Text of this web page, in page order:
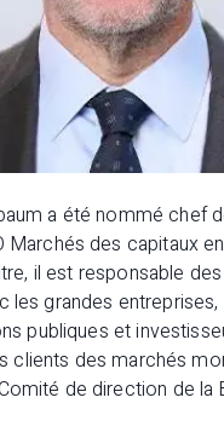
a été nommé chef
Marchés des capitaux
il est responsable
les grandes entreprises,
publiques et
clients des marchés
de direction de la